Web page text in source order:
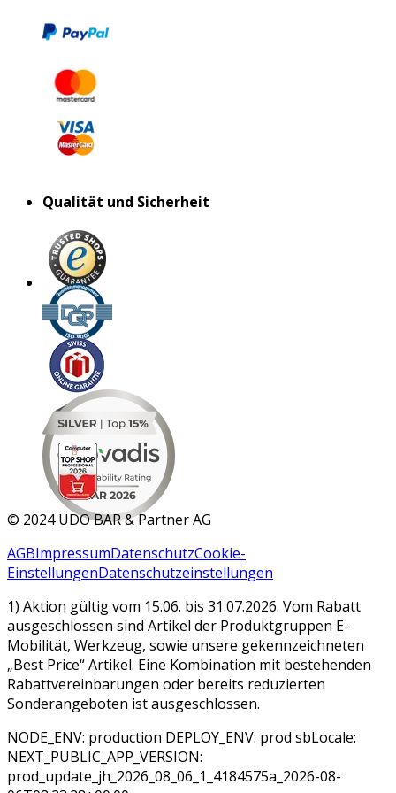
Qualität und Sicherheit
MAR 2026
© 2024 UDO BÄR & Partner AG
AGBImpressumDatenschutzCookie-
EinstellungenDatenschutzeinstellungen
1) Aktion gültig vom 15.06. bis 31.07.2026. Vom Rabatt
ausgeschlossen sind Artikel der Produktgruppen E-
Mobilität, Werkzeug, sowie unsere gekennzeichneten
„Best Price“ Artikel. Eine Kombination mit bestehenden
Rabattvereinbarungen oder bereits reduzierten
Sonderangeboten ist ausgeschlossen.
NODE_ENV: production DEPLOY_ENV: prod sbLocale:
NEXT_PUBLIC_APP_VERSION:
prod_update_jh_2026_08_06_1_4184575a_2026-08-